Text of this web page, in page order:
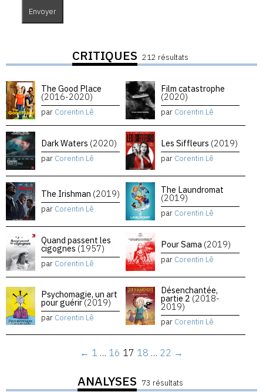
CRITIQUES 212 résultats
The Good Place
(2016-2020)
par Corentin Lê
Film catastrophe
(2020)
par Corentin Lê
Dark Waters (2020)
par Corentin Lê
Les Siffleurs (2019)
par Corentin Lê
The Irishman (2019)
par Corentin Lê
The Laundromat
(2019)
par Corentin Lê
Quand passent les
cigognes (1957)
par Corentin Lê
Pour Sama (2019)
par Corentin Lê
Psychomagie, un art
pour guérir(2019)
par Corentin Lê
Désenchantée,
partie 2 (2018-
2019)
par Corentin Lê
← 1 … 16 17 18 … 22 →
ANALYSES 73 résultats